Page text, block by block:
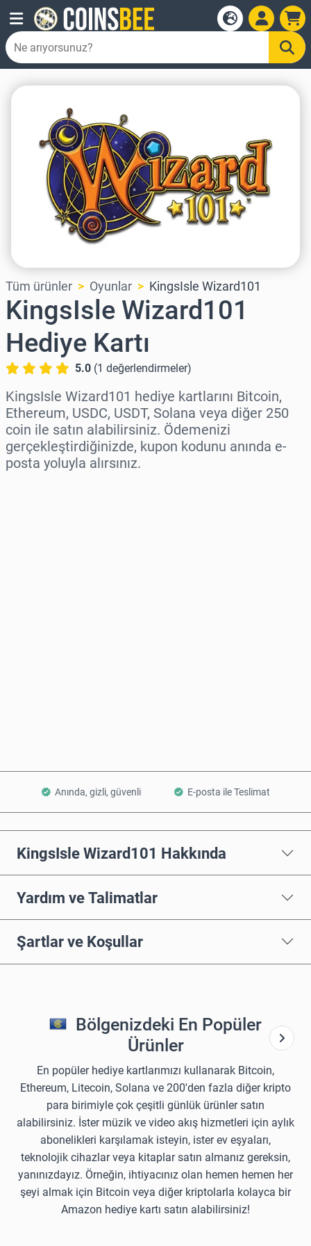
Tüm ürünler Oyunlar KingsIsle Wizard101
KingsIsle Wizard101
Hediye Kartı
5.0 (1 değerlendirmeler)
KingsIsle Wizard101 hediye kartlarını Bitcoin,
Ethereum, USDC, USDT, Solana veya diğer 250
coin ile satın alabilirsiniz. Ödemenizi
gerçekleştirdiğinizde, kupon kodunu anında e-
posta yoluyla alırsınız.
Anında, gizli, güvenli E-posta ile Teslimat
KingsIsle Wizard101 Hakkında
Yardım ve Talimatlar
Şartlar ve Koşullar
Bölgenizdeki En Popüler
Ürünler
En popüler hediye kartlarımızı kullanarak Bitcoin,
Ethereum, Litecoin, Solana ve 200'den fazla diğer kripto
para birimiyle çok çeşitli günlük ürünler satın
alabilirsiniz. İster müzik ve video akış hizmetleri için aylık
abonelikleri karşılamak isteyin, ister ev eşyaları,
teknolojik cihazlar veya kitaplar satın almanız gereksin,
yanınızdayız. Örneğin, ihtiyacınız olan hemen hemen her
şeyi almak için Bitcoin veya diğer kriptolarla kolayca bir
Amazon hediye kartı satın alabilirsiniz!